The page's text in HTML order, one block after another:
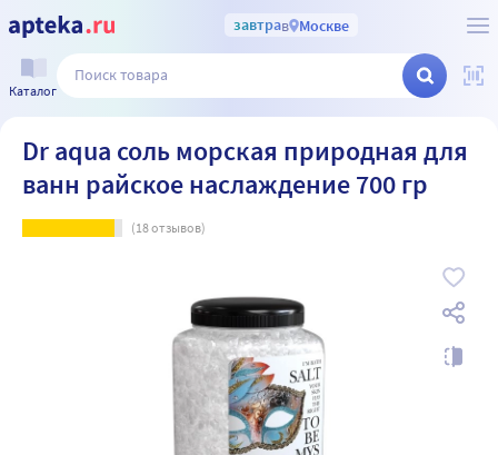
завтрав Москве
Каталог
Dr aqua соль морская природная для
ванн райское наслаждение 700 гр
(18отзывов)